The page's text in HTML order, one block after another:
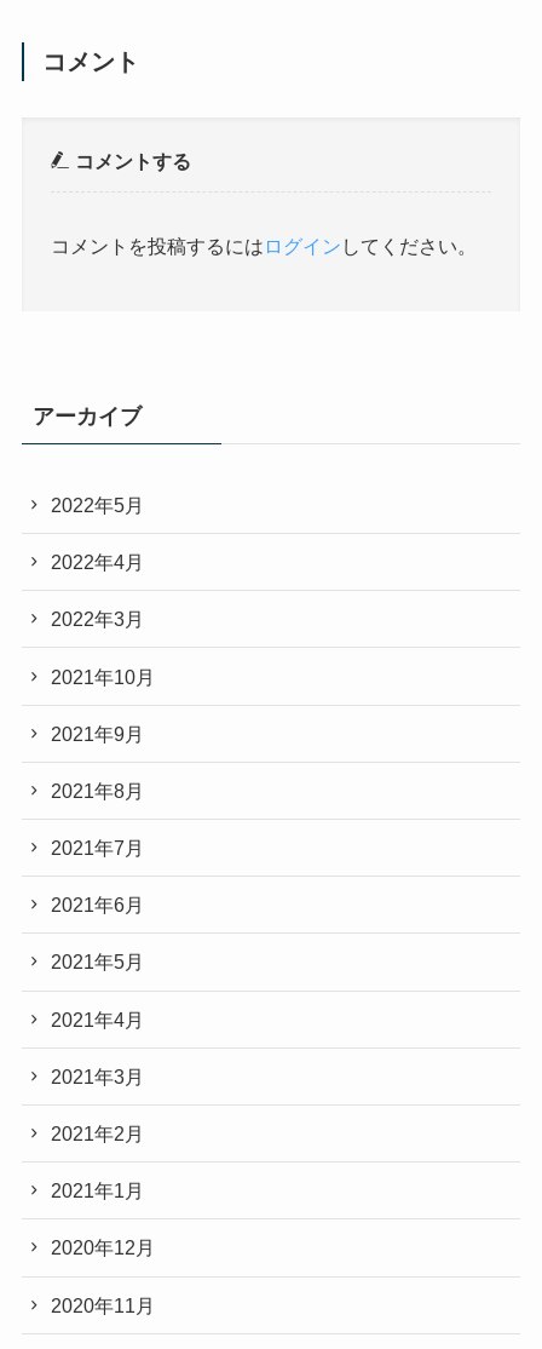
コメント
コメントする
コメントを投稿するには ログイン してください。
アーカイブ
2022年5月
2022年4月
2022年3月
2021年10月
2021年9月
2021年8月
2021年7月
2021年6月
2021年5月
2021年4月
2021年3月
2021年2月
2021年1月
2020年12月
2020年11月